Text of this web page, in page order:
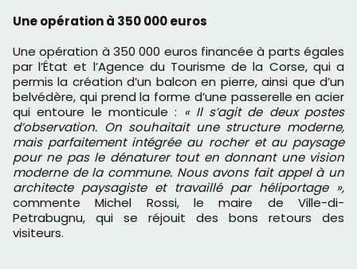
Une opération à 350 000 euros
Une opération à 350 000 euros financée à parts égales
par l’État et l’Agence du Tourisme de la Corse, qui a
permis la création d’un balcon en pierre, ainsi que d’un
belvédère, qui prend la forme d’une passerelle en acier
qui entoure le monticule : « Il s’agit de deux postes
d’observation. On souhaitait une structure moderne,
mais parfaitement intégrée au rocher et au paysage
pour ne pas le dénaturer tout en donnant une vision
moderne de la commune. Nous avons fait appel à un
architecte paysagiste et travaillé par héliportage »,
commente Michel Rossi, le maire de Ville-di-
Petrabugnu, qui se réjouit des bons retours des
visiteurs.